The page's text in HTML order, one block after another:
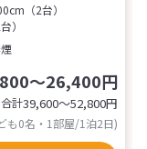
（2台）
）
～26,400円
計39,600〜52,800円
も0名・1部屋/1泊2日)